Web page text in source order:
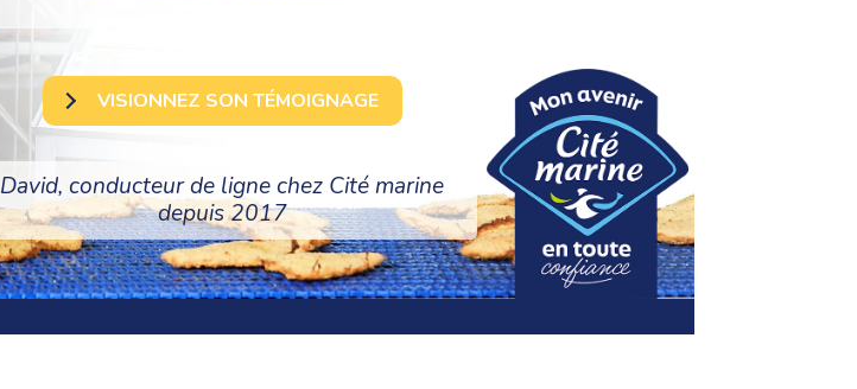
VISIONNEZ SON TÉMOIGNAGE
David, conducteur de ligne chez Cité marine
depuis 2017